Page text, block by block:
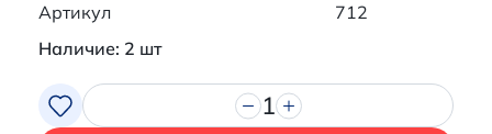
Артикул
712
Наличие: 2 шт
1